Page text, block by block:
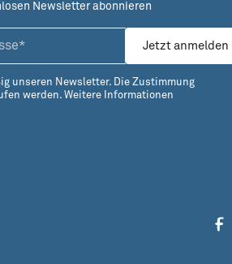
Newsletter abonnieren
Jetzt anmelden
unseren Newsletter. Die Zustimmung
werden. Weitere Informationen